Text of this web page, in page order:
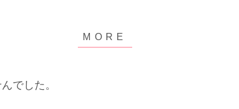
でした。